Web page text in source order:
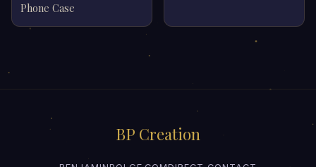
Phone Case
BP Creation